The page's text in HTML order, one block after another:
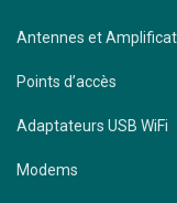
Antennes et
Points d’accès
Adaptateurs USB WiFi
Modems